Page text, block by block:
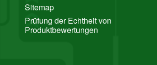
Sitemap
Prüfung der Echtheit von
Produktbewertungen